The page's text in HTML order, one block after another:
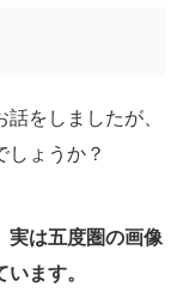
をしましたが、
しょうか？
実は五度圏の画像
ます。